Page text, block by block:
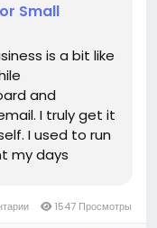
Small
is a bit like
and
I truly get it
I used to run
my days
1547 Просмотры